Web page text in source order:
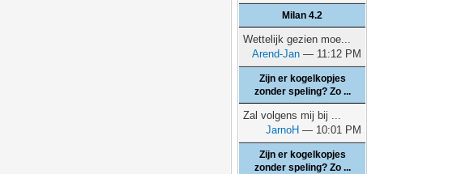
Milan 4.2
Wettelijk gezien moe...
Arend-Jan — 11:12 PM
Zijn er kogelkopjes
zonder speling? Zo ...
Zal volgens mij bij ...
JarnoH — 10:01 PM
Zijn er kogelkopjes
zonder speling? Zo ...